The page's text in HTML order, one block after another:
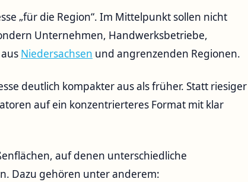
„für die Region“. Im Mittelpunkt sollen nicht
Unternehmen, Handwerksbetriebe,
Niedersachsen und angrenzenden Regionen.
deutlich kompakter aus als früher. Statt riesiger
auf ein konzentrierteres Format mit klar
auf denen unterschiedliche
Dazu gehören unter anderem: